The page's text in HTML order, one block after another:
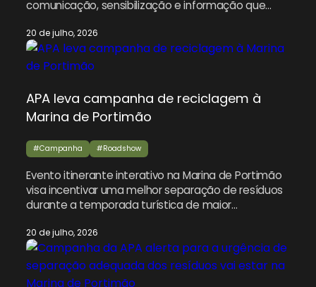
comunicação, sensibilização e informação que
adequada dos resíduos urbanos em Portugal, e
percorreu seis distritos do país, de Braga a
Portimão. A última paragem da ação de
20 de julho, 2026
APA leva campanha de reciclagem à
Marina de Portimão
#Campanha #Roadshow
Evento itinerante interativo na Marina de Portimão
visa incentivar uma melhor separação de resíduos
durante a temporada turística de maior
Ambiente (APA) traz a sua campanha nacional
“Vamos Lixar o Lixo” à Marina de Portimão neste fim
de semana, incentivando moradores e turistas a
reciclar mais, à medida […]
20 de julho, 2026